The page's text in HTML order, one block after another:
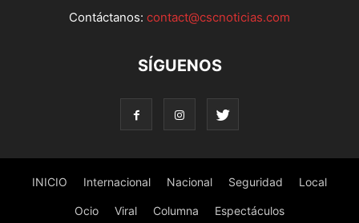
Contáctanos: contact@cscnoticias.com
SÍGUENOS
INICIO Internacional Nacional Seguridad Local
Ocio Viral Columna Espectáculos